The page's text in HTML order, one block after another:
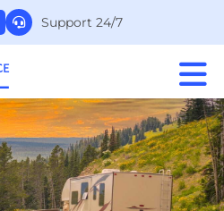
Support 24/7